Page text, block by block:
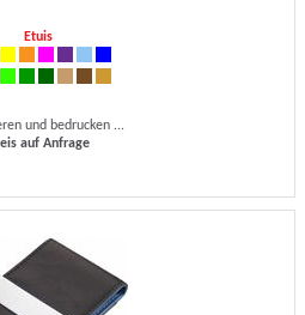
Etuis
und bedrucken ...
auf Anfrage